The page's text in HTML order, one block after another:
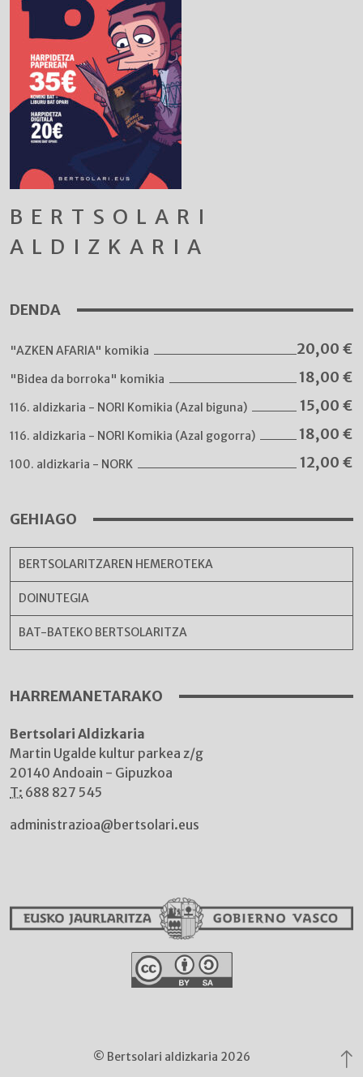
BERTSOLARI
ALDIZKARIA
DENDA
"AZKEN AFARIA" komikia 20,00 €
"Bidea da borroka" komikia 18,00 €
116. aldizkaria - NORI Komikia (Azal biguna) 15,00 €
116. aldizkaria - NORI Komikia (Azal gogorra) 18,00 €
100. aldizkaria - NORK 12,00 €
GEHIAGO
BERTSOLARITZAREN HEMEROTEKA
DOINUTEGIA
BAT-BATEKO BERTSOLARITZA
HARREMANETARAKO
Bertsolari Aldizkaria
Martin Ugalde kultur parkea z/g
20140 Andoain - Gipuzkoa
T: 688 827 545
administrazioa@bertsolari.eus
© Bertsolari aldizkaria 2026